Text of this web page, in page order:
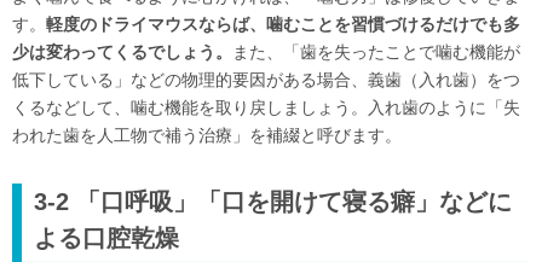
す。 軽度のドライマウスならば、噛むことを習慣づけるだけでも多
少は変わってくるでしょう。
また、「歯を失ったことで噛む機能が
低下している」などの物理的要因がある場合、義歯（入れ歯）をつ
くるなどして、噛む機能を取り戻しましょう。入れ歯のように「失
われた歯を人工物で補う治療」を補綴と呼びます。
3-2 「口呼吸」「口を開けて寝る癖」などに
よる口腔乾燥